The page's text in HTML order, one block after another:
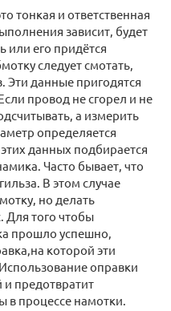
тонкая и ответственная
зависит, будет
или его придётся
следует смотать,
Эти данные пригодятся
провод не сгорел и не
а измерить
определяется
данных подбирается
Часто бывает, что
В этом случае
но делать
Для того чтобы
прошло успешно,
которой эти
оправки
и предотвратит
процессе намотки.